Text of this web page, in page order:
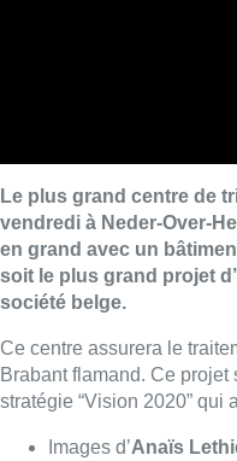
Ce centre assurera le
Lire aussi :
Schaerbeek :
dans un